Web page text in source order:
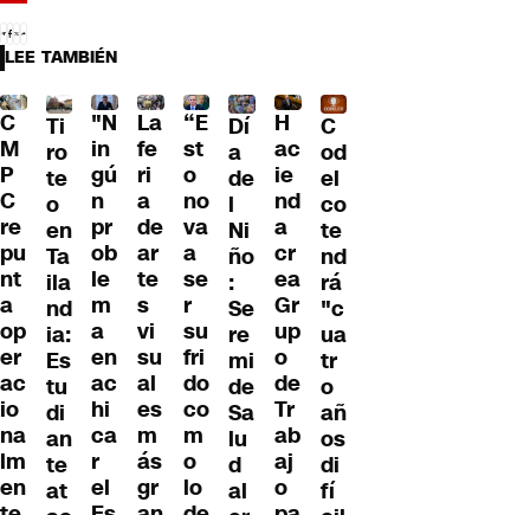
LEE TAMBIÉN
C
M
P
C
re
pu
nt
a
op
er
ac
io
na
lm
en
Ti
ro
te
o
en
Ta
ila
nd
ia:
Es
tu
di
an
te
at
"N
in
gú
n
pr
ob
le
m
a
en
ac
hi
ca
r
el
La
fe
ri
a
de
ar
te
s
vi
su
al
es
m
ás
gr
“E
st
o
no
va
a
se
r
su
fri
do
co
m
o
lo
Dí
a
de
l
Ni
ño
:
Se
re
mi
de
Sa
lu
d
al
H
ac
ie
nd
a
cr
ea
Gr
up
o
de
Tr
ab
aj
o
C
od
el
co
te
nd
rá
"c
ua
tr
o
añ
os
di
fí